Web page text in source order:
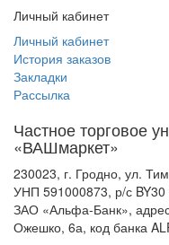
Личный кабинет
Личный кабинет
История заказов
Закладки
Рассылка
Частное торговое
«ВАШмаркет»
230023, г. Гродно, ул.
УНП 591000873, р/с
ЗАО «Альфа-Банк»,
Ожешко, 6а, код банка